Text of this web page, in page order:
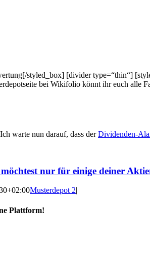
[/styled_box] [divider type=“thin“]
bei Wikifolio könnt ihr euch alle
warte nun darauf, dass derDividenden-
nur für einige deiner
Musterdepot 2|
Plattform!